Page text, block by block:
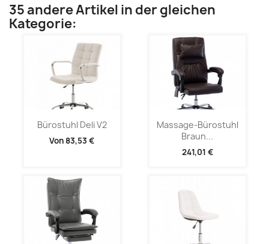
35 andere Artikel in der gleichen
Kategorie:
Bürostuhl Deli V2
Von 83,53 €
Massage-Bürostuhl
Braun...
241,01 €